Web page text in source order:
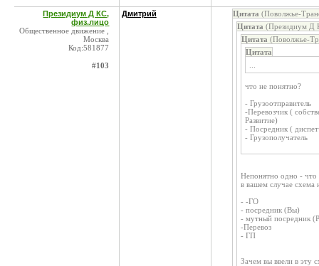
Президиум Д КС,
физ.лицо
Общественное движение ,
Москва
Код:581877
#103
Дмитрий Цитата (Поволжье-
Цитата (Президиум Д
Цитата (Поволжье-
Цитата
что не понятно?
- Грузоотправитель
-Перевозчик (
Развитие)
- Посредник (
- Грузополучатель
Непонятно одно - что
в вашем случае схема
- -ГО
- посредник (Вы)
- мутный посредник
-Перевоз
- ГП
Зачем вы ввели в эту